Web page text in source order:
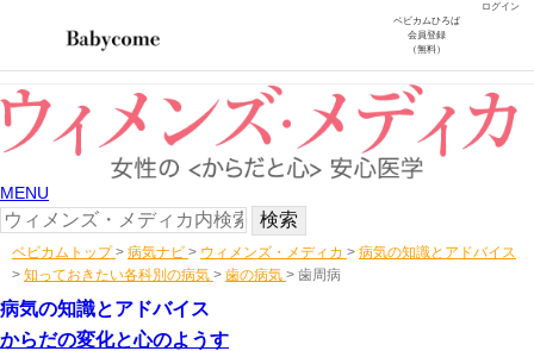
ログイン
ベビカムひろば
会員登録
（無料）
MENU
ベビカムトップ > 病気ナビ > ウィメンズ・メディカ > 病気の知識とアドバイス
> 知っておきたい各科別の病気 > 歯の病気 > 歯周病
病気の知識とアドバイス
からだの変化と心のようす